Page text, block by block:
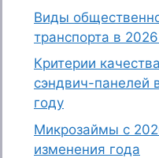
Виды
транспорта в
Критерии качества
сэндвич-панелей
году
Микрозаймы с
изменения года